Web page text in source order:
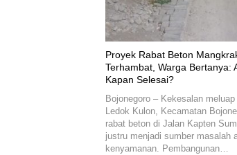
Proyek Rabat Beton
Terhambat, Warga Bertanya:
Kapan Selesai?
Bojonegoro – Kekesalan
Ledok Kulon, Kecamatan
rabat beton di Jalan Kapten
justru menjadi sumber masalah
kenyamanan. Pembangunan…